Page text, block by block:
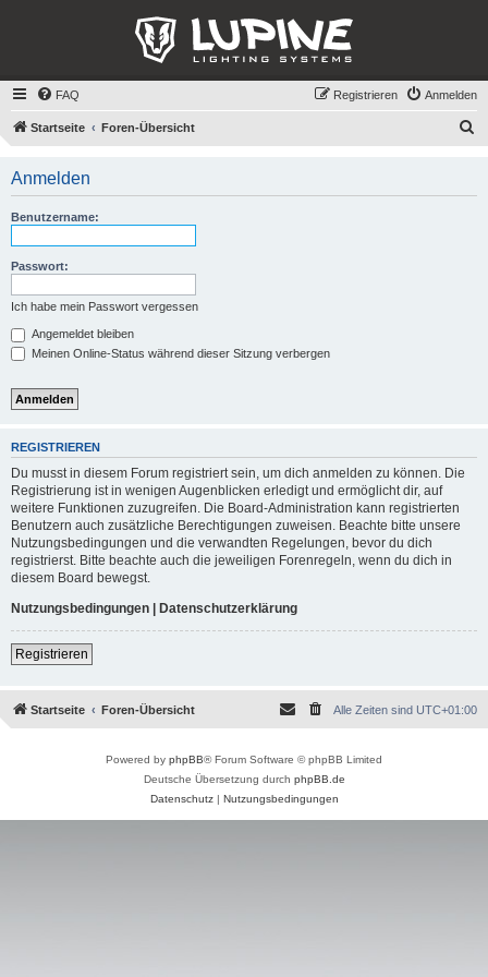
FAQ Anmelden
Registrieren
Startseite Foren-Übersicht
Anmelden
Benutzername:
Passwort:
Ich habe mein Passwort vergessen
Angemeldet bleiben
Meinen Online-Status während dieser Sitzung verbergen
REGISTRIEREN
Du musst in diesem Forum registriert sein, um dich anmelden zu können. Die
Registrierung ist in wenigen Augenblicken erledigt und ermöglicht dir, auf
weitere Funktionen zuzugreifen. Die Board-Administration kann registrierten
Benutzern auch zusätzliche Berechtigungen zuweisen. Beachte bitte unsere
Nutzungsbedingungen und die verwandten Regelungen, bevor du dich
registrierst. Bitte beachte auch die jeweiligen Forenregeln, wenn du dich in
diesem Board bewegst.
Nutzungsbedingungen | Datenschutzerklärung
Registrieren
Startseite Foren-Übersicht Alle Zeiten sind UTC+01:00
Powered by phpBB® Forum Software © phpBB Limited
Deutsche Übersetzung durch phpBB.de
Datenschutz| Nutzungsbedingungen